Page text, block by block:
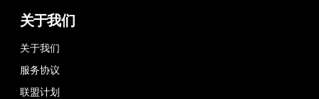
关于我们
关于我们
服务协议
联盟计划